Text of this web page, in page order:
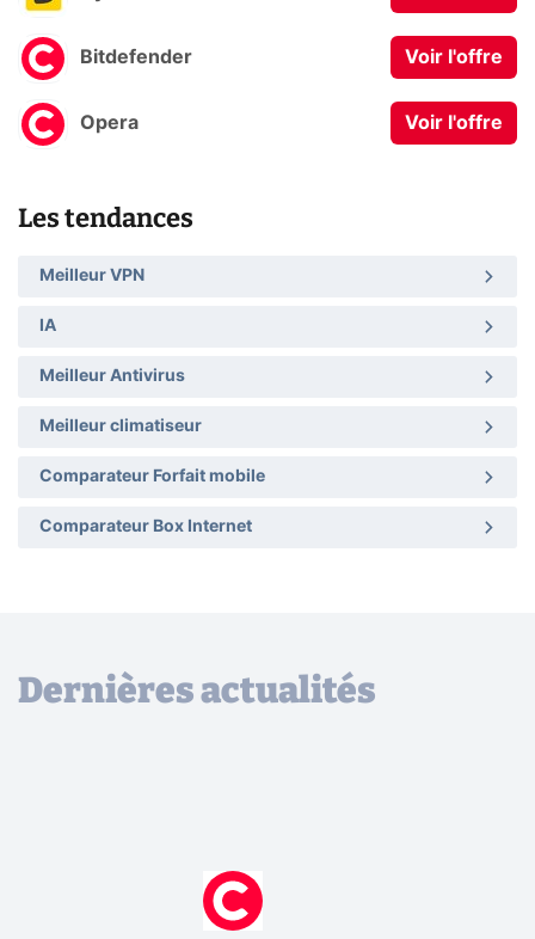
Bitdefender Voir l'offre
Opera Voir l'offre
Les tendances
Meilleur VPN
IA
Meilleur Antivirus
Meilleur climatiseur
Comparateur Forfait mobile
Comparateur Box Internet
Dernières actualités